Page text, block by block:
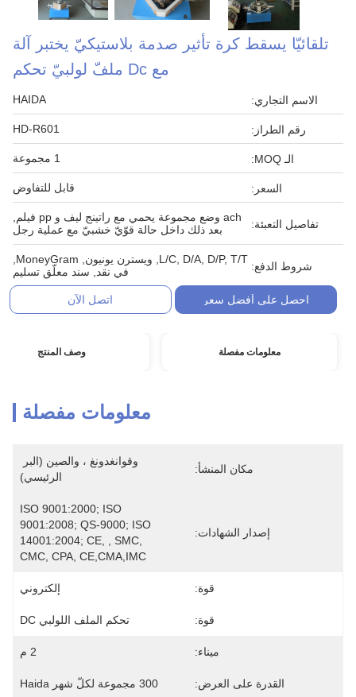
تلقائيّا يسقط كرة تأثير صدمة بلاستيكيّ يختبر آلة
مع Dc ملفّ لولبيّ تحكم
الاسم التجاري: HAIDA
رقم الطراز: HD-R601
الـ MOQ: 1 مجموعة
السعر: قابل للتفاوض
تفاصيل التعبئة:
ach وضع مجموعة يحمي مع راتينج ليف و pp فيلم,
بعد ذلك داخل حالة قوّيّ خشبيّ مع عملية رجل
شروط الدفع:
في نقد, سند معلّق تسليم
احصل على أفضل سعر اتصل الآن
معلومات مفصلة وصف المنتج
معلومات مفصلة
مكان المنشأ:
الرئيسي)
إصدار الشهادات:
ISO 9001:2000; ISO
9001:2008; QS-9000; ISO
14001:2004; CE, , SMC,
CMC, CPA, CE,CMA,IMC
قوة: إلكتروني
قوة: تحكم الملف اللولبي DC
ميناء: 2 م
القدرة على العرض: 300 مجموعة لكلّ شهر Haida